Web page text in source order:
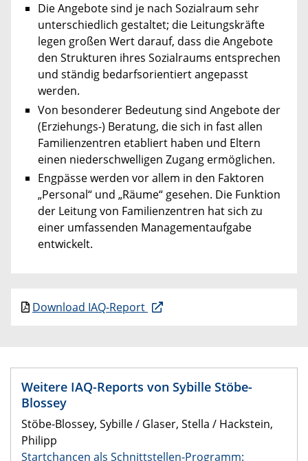
Die Angebote sind je nach Sozialraum sehr
unterschiedlich gestaltet; die Leitungskräfte
legen großen Wert darauf, dass die Angebote
den Strukturen ihres Sozialraums entsprechen
und ständig bedarfsorientiert angepasst
werden.
Von besonderer Bedeutung sind Angebote der
(Erziehungs-) Beratung, die sich in fast allen
Familienzentren etabliert haben und Eltern
einen niederschwelligen Zugang ermöglichen.
Engpässe werden vor allem in den Faktoren
„Personal“ und „Räume“ gesehen. Die Funktion
der Leitung von Familienzentren hat sich zu
einer umfassenden Managementaufgabe
entwickelt.
Download IAQ-Report
Weitere IAQ-Reports von Sybille Stöbe-
Blossey
Stöbe-Blossey, Sybille / Glaser, Stella / Hackstein,
Philipp
Startchancen als Schnittstellen-Programm: